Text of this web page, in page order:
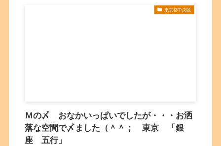
東京都中央区
Ｍの〆 おなかいっぱいでしたが・・・お洒
落な空間で〆ました（＾＾； 東京 「銀
座 五行」